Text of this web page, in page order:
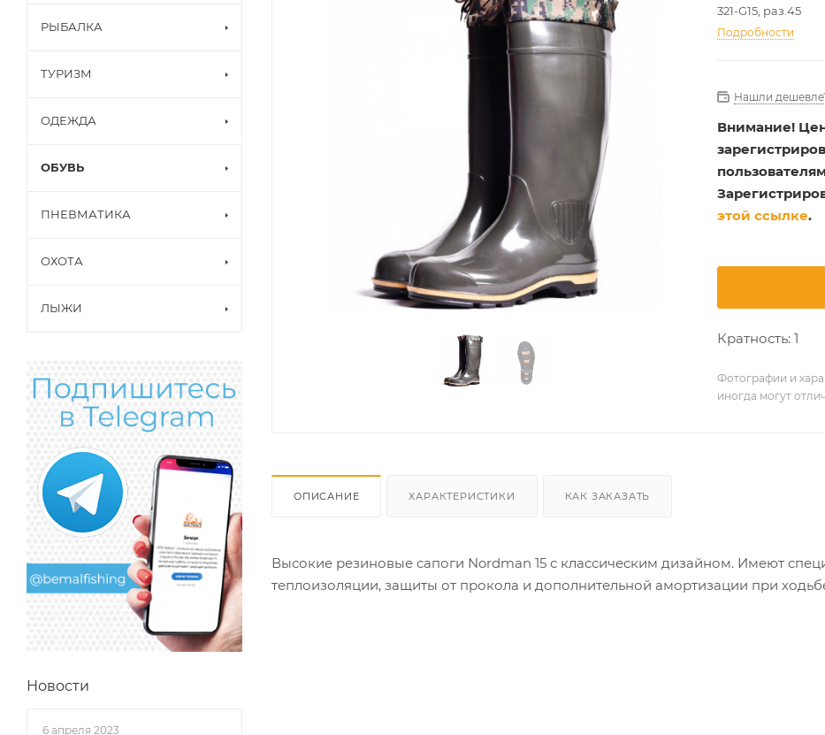
321-G15, раз.45
Подробности
Нашли
Внимание!
этой ссылке.
Кратность: 1
Фотографии и
иногда могут
ОПИСАНИЕ ХАРАКТЕРИСТИКИ КАК ЗАКАЗАТЬ
Высокие резиновые сапоги Nordman 15 с классическим дизайном. Имеют
теплоизоляции, защиты от прокола и дополнительной амортизации при
РЫБАЛКА
ТУРИЗМ
ОДЕЖДА
ОБУВЬ
ПНЕВМАТИКА
ОХОТА
ЛЫЖИ
Новости
6 апреля 2023